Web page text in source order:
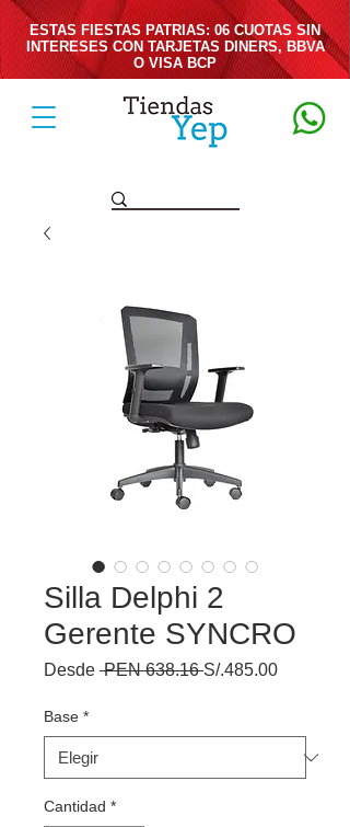
ESTAS FIESTAS PATRIAS: 06 CUOTAS SIN
INTERESES CON TARJETAS DINERS, BBVA
O VISA BCP
Silla Delphi 2
Gerente SYNCRO
Desde PEN 638.16 Precio
S/.485.00Precio
Base *
Cantidad *